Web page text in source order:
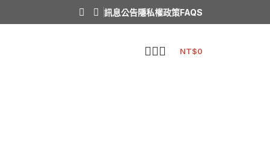
訊息公告隱私權政策FAQS
NT$0